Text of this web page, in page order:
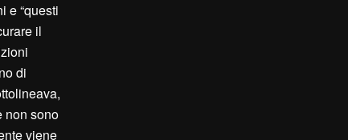
e “questi
il
di
non sono
viene